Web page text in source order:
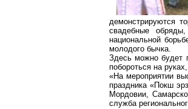
демонстрируются
свадебные
национальной
молодого бычка.
Здесь можно будет
побороться на
«На мероприятии
праздника «Покш
Мордовии,
служба